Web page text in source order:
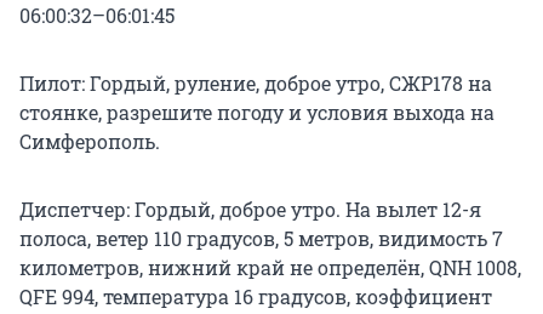
06:00:32–06:01:45
Пилот: Гордый, руление, доброе утро, СЖР178 на
стоянке, разрешите погоду и условия выхода на
Симферополь.
Диспетчер: Гордый, доброе утро. На вылет 12-я
полоса, ветер 110 градусов, 5 метров, видимость 7
километров, нижний край не определён, QNH 1008,
QFE 994, температура 16 градусов, коэффициент